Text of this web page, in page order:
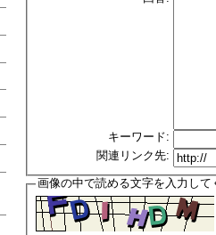
キーワード:
関連リンク先:
画像の中で読める文字を入力して